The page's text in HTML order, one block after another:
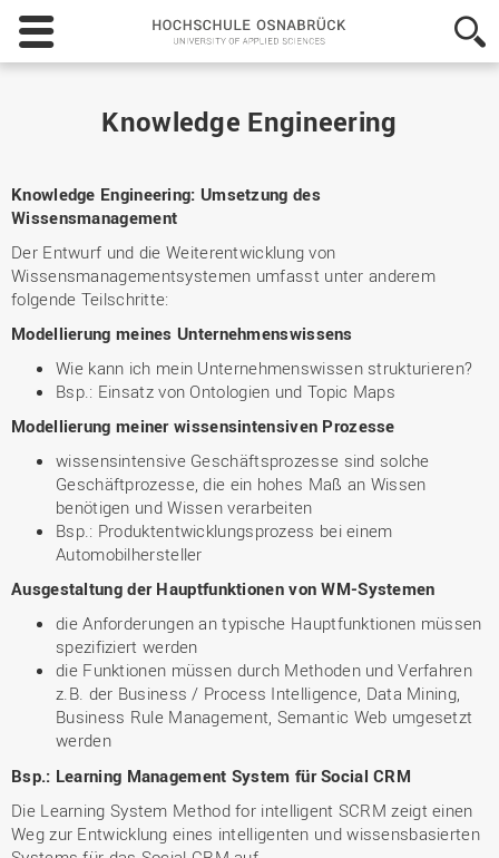
Hochschule
Osnabrück
-
Applied
Knowledge Engineering
Knowledge Engineering: Umsetzung des
Wissensmanagement
Der Entwurf und die Weiterentwicklung von
Wissensmanagementsystemen umfasst unter anderem
folgende Teilschritte:
Modellierung meines Unternehmenswissens
Wie kann ich mein Unternehmenswissen strukturieren?
Bsp.: Einsatz von Ontologien und Topic Maps
Modellierung meiner wissensintensiven Prozesse
wissensintensive Geschäftsprozesse sind solche
Geschäftprozesse, die ein hohes Maß an Wissen
benötigen und Wissen verarbeiten
Bsp.: Produktentwicklungsprozess bei einem
Automobilhersteller
Ausgestaltung der Hauptfunktionen von WM-Systemen
die Anforderungen an typische Hauptfunktionen müssen
spezifiziert werden
die Funktionen müssen durch Methoden und Verfahren
z.B. der Business / Process Intelligence, Data Mining,
Business Rule Management, Semantic Web umgesetzt
werden
Bsp.: Learning Management System für Social CRM
Die Learning System Method for intelligent SCRM zeigt einen
Weg zur Entwicklung eines intelligenten und wissensbasierten